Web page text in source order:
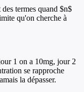
termes quand $n$
qu'on cherche à
1 on a 10mg, jour 2
se rapproche
la dépasser.